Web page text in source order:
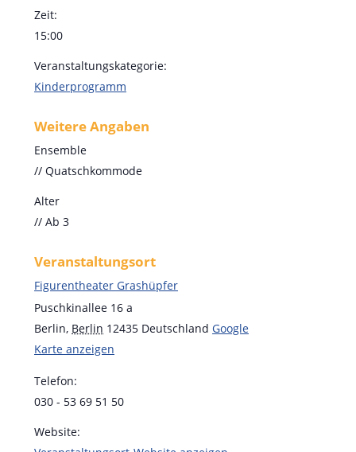
Zeit:
15:00
Veranstaltungskategorie:
Kinderprogramm
Veranstaltungsort
Figurentheater Grashüpfer
Puschkinallee 16 a
Berlin, Berlin 12435 Deutschland Google
Karte anzeigen
Telefon:
030 - 53 69 51 50
Website:
Weitere Angaben
Ensemble
// Quatschkommode
Alter
// Ab 3